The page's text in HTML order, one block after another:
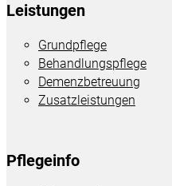
Leistungen
Grundpflege
Behandlungspflege
Demenzbetreuung
Zusatzleistungen
Pflegeinfo